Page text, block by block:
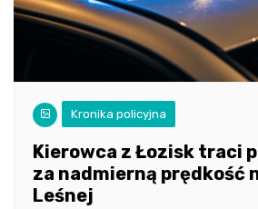
Kronika policyjna
Kierowca z Łozisk traci
za nadmierną prędkość
Leśnej